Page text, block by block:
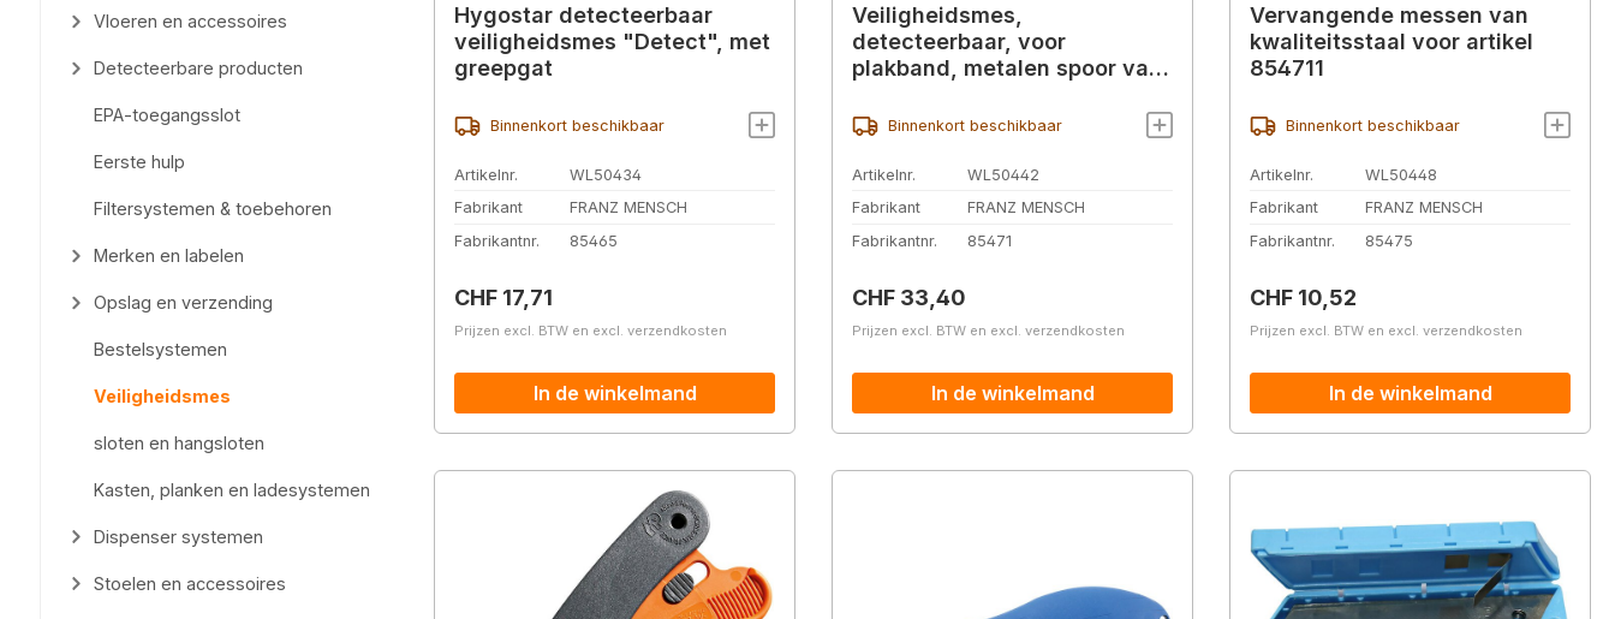
Vloeren en accessoires
Detecteerbare producten
EPA-toegangsslot
Eerste hulp
Filtersystemen & toebehoren
Merken en labelen
Opslag en verzending
Bestelsystemen
Veiligheidsmes
sloten en hangsloten
Kasten, planken en ladesystemen
Dispenser systemen
Stoelen en accessoires
Hygostar detecteerbaar
veiligheidsmes "Detect", met
greepgat
Binnenkort beschikbaar
Artikelnr.
WL50434
Fabrikant
FRANZ MENSCH
Fabrikantnr.
85465
Normale prijs:
CHF 17,71
Prijzen excl. BTW en excl. verzendkosten
In de winkelmand
Veiligheidsmes,
detecteerbaar, voor
plakband, metalen spoor van
blauwBinnenkort beschikbaar
Artikelnr.
WL50442
Fabrikant
FRANZ MENSCH
Fabrikantnr.
85471
Normale prijs:
CHF 33,40
Prijzen excl. BTW en excl. verzendkosten
In de winkelmand
Vervangende messen van
kwaliteitsstaal voor artikel
854711
Binnenkort beschikbaar
Artikelnr.
WL50448
Fabrikant
FRANZ MENSCH
Fabrikantnr.
85475
Normale prijs:
CHF 10,52
Prijzen excl. BTW en excl. verzendkosten
In de winkelmand